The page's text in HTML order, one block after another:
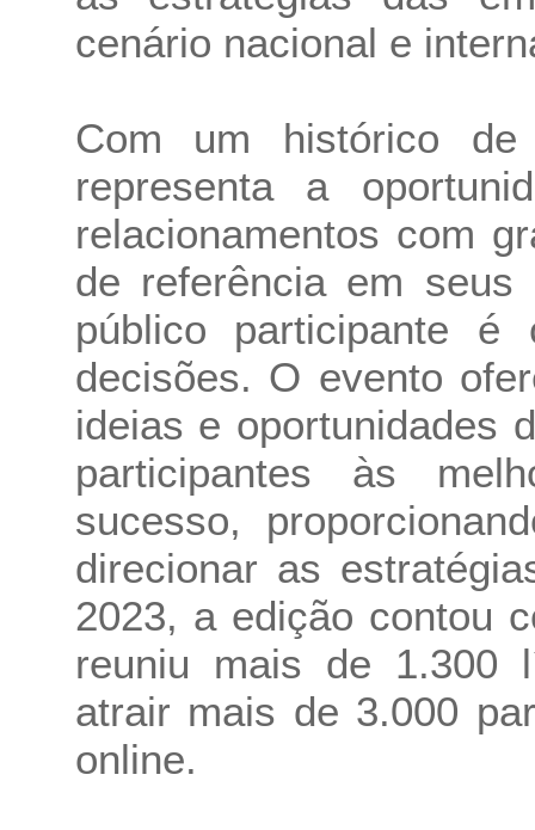
cenário nacional e
Com um histórico
representa a
relacionamentos com
de referência em
público participante é
decisões. O evento
ideias e oportunidades
participantes às
sucesso,
direcionar as
2023, a edição contou
reuniu mais de 1.300
atrair mais de 3.000
online.